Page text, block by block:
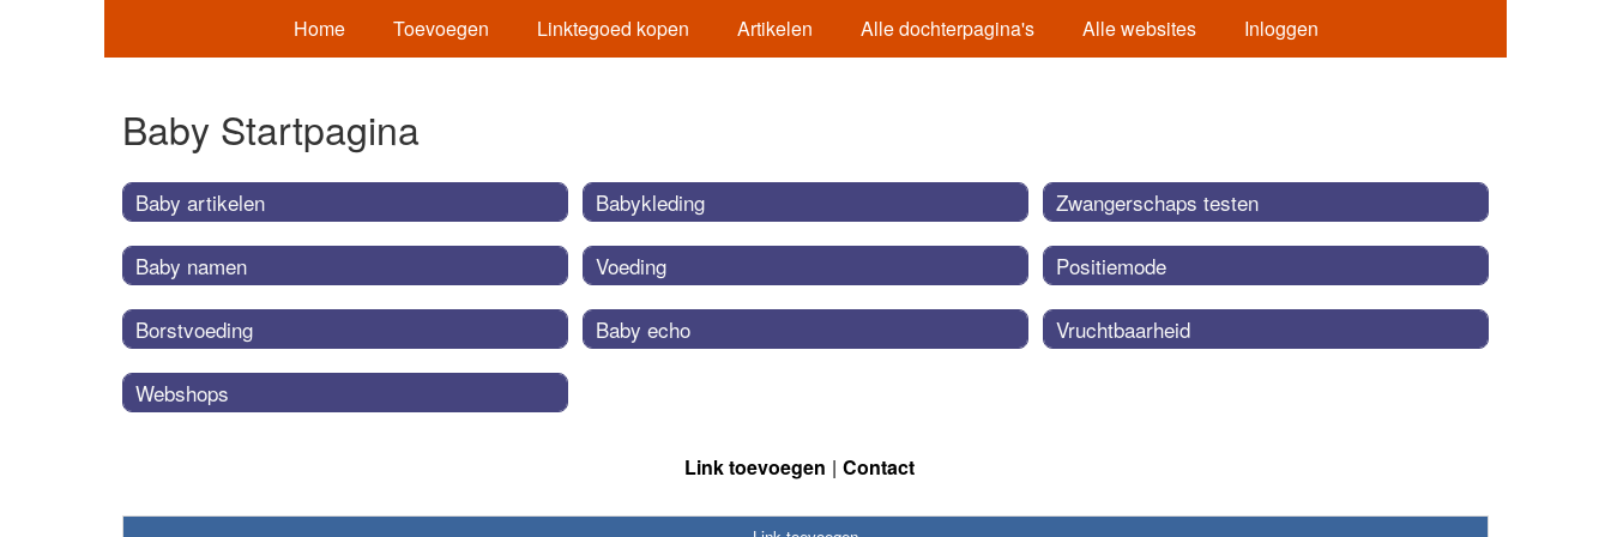
Home Toevoegen Linktegoed kopen Artikelen Alle dochterpagina's Alle websites Inloggen
Baby Startpagina
Baby artikelen
Baby namen
Borstvoeding
Webshops
Babykleding
Voeding
Baby echo
Zwangerschaps testen
Positiemode
Vruchtbaarheid
Link toevoegen Contact